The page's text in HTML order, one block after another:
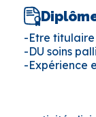
-Etre titulaire
-DU soins
-Expérience